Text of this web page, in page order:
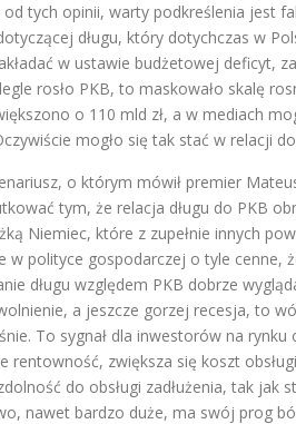
od tych opinii, warty podkreślenia jest
długu, który dotychczas w
w ustawie budżetowej deficyt,
rosło PKB, to maskowało skalę
o 110 mld zł, a w mediach
mogło się tak stać w relacji
o którym mówił premier
tym, że relacja długu do PKB
Niemiec, które z zupełnie innych
w polityce gospodarczej o tyle cenne,
długu względem PKB dobrze
a jeszcze gorzej recesja, to
To sygnał dla inwestorów na
rentowność, zwiększa się koszt
do obsługi zadłużenia, tak jak
nawet bardzo duże, ma swój prog